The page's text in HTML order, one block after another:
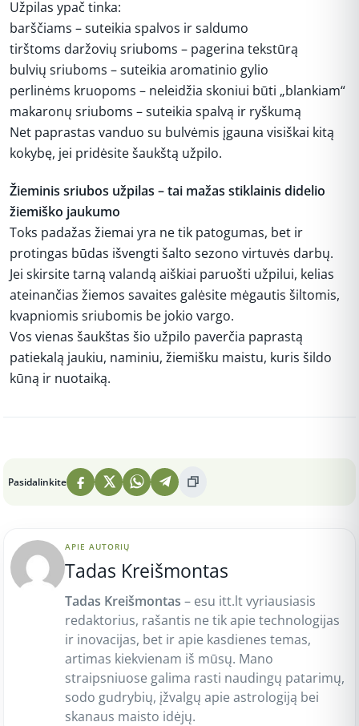
Užpilas ypač tinka:
barščiams – suteikia spalvos ir saldumo
tirštoms daržovių sriuboms – pagerina tekstūrą
bulvių sriuboms – suteikia aromatinio gylio
perlinėms kruopoms – neleidžia skoniui būti „blankiam“
makaronų sriuboms – suteikia spalvą ir ryškumą
Net paprastas vanduo su bulvėmis įgauna visiškai kitą
kokybę, jei pridėsite šaukštą užpilo.
Žieminis sriubos užpilas – tai mažas stiklainis didelio
žiemiško jaukumo
Toks padažas žiemai yra ne tik patogumas, bet ir
protingas būdas išvengti šalto sezono virtuvės darbų.
Jei skirsite tarną valandą aiškiai paruošti užpilui, kelias
ateinančias žiemos savaites galėsite mėgautis šiltomis,
kvapniomis sriubomis be jokio vargo.
Vos vienas šaukštas šio užpilo paverčia paprastą
patiekalą jaukiu, naminiu, žiemišku maistu, kuris šildo
kūną ir nuotaiką.
Pasidalinkite
APIE AUTORIŲ
Tadas Kreišmontas
Tadas Kreišmontas – esu itt.lt vyriausiasis
redaktorius, rašantis ne tik apie technologijas
ir inovacijas, bet ir apie kasdienes temas,
artimas kiekvienam iš mūsų. Mano
straipsniuose galima rasti naudingų patarimų,
sodo gudrybių, įžvalgų apie astrologiją bei
skanaus maisto idėjų.